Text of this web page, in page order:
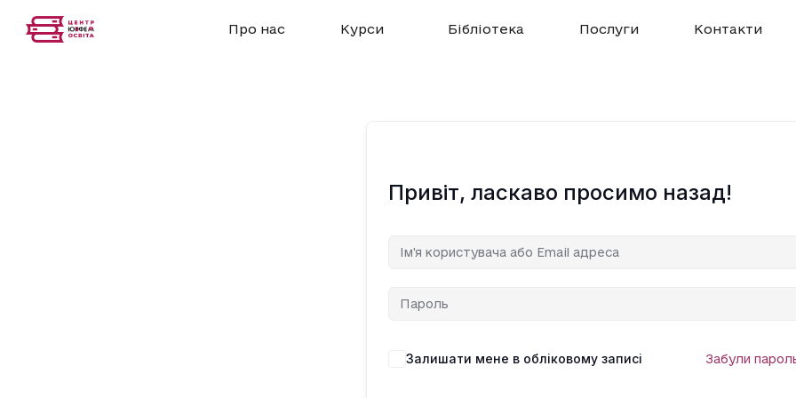
Про нас Курси Бібліотека Послуги Контакти
Привіт, ласкаво просимо назад!
Залишати мене в обліковому записі Забули